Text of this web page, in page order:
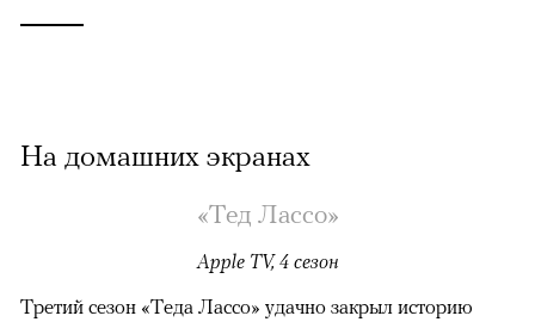
На домашних экранах
«Тед Лассо»
Apple TV, 4 сезон
Третий сезон «Теда Лассо» удачно закрыл историю